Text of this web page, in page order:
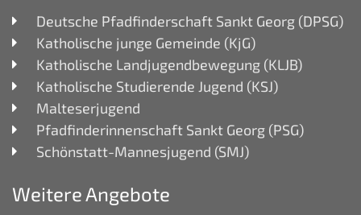
Deutsche Pfadfinderschaft Sankt Georg (DPSG)
Katholische junge Gemeinde (KjG)
Katholische Landjugendbewegung (KLJB)
Katholische Studierende Jugend (KSJ)
Malteserjugend
Pfadfinderinnenschaft Sankt Georg (PSG)
Schönstatt-Mannesjugend (SMJ)
Weitere Angebote